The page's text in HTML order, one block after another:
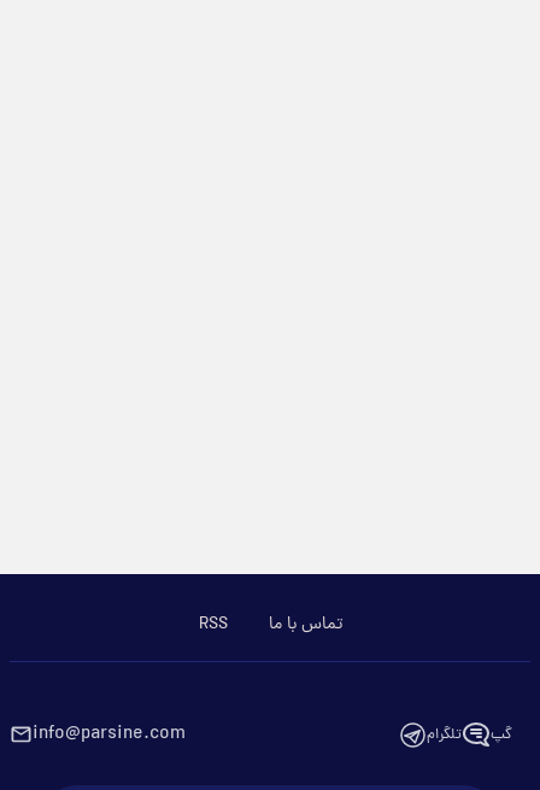
تماس با ما RSS
گپ تلگرام info@parsine.com